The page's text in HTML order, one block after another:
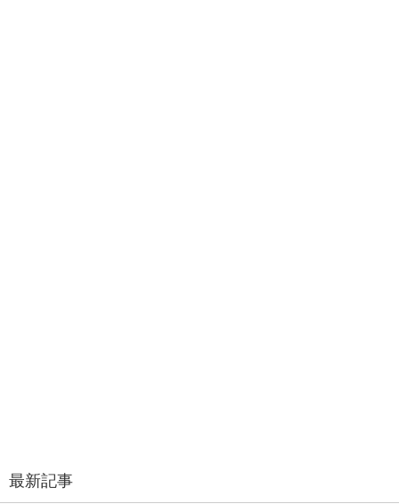
最新記事